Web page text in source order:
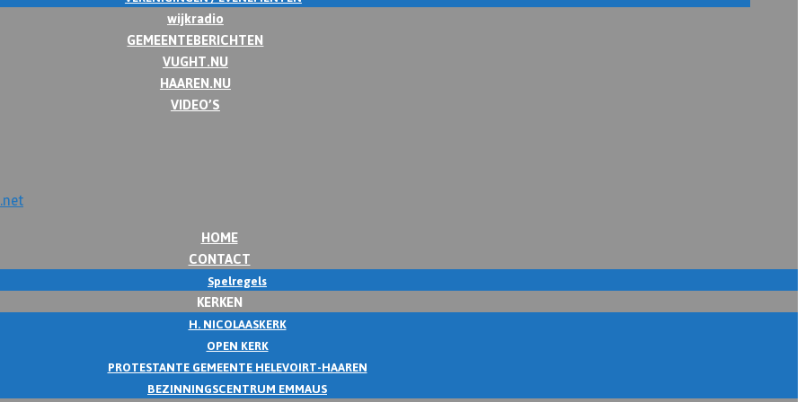
wijkradio
GEMEENTEBERICHTEN
VUGHT.NU
HAAREN.NU
VIDEO’S
HOME
CONTACT
Spelregels
KERKEN
H. NICOLAASKERK
OPEN KERK
PROTESTANTE GEMEENTE HELEVOIRT-HAAREN
BEZINNINGSCENTRUM EMMAUS